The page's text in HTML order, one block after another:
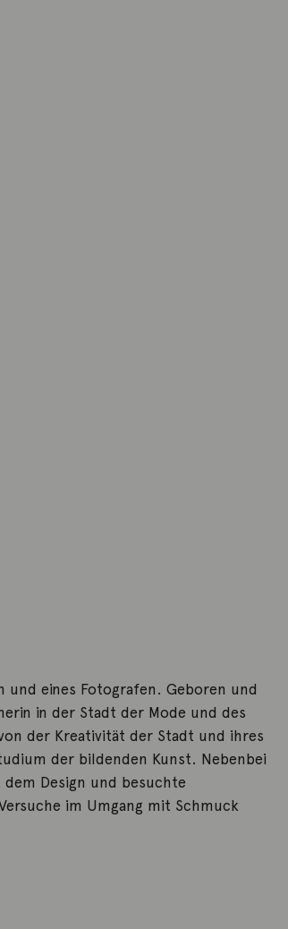
und eines Fotografen. Geboren und
in der Stadt der Mode und des
der Kreativität der Stadt und ihres
der bildenden Kunst. Nebenbei
Design und besuchte
im Umgang mit Schmuck